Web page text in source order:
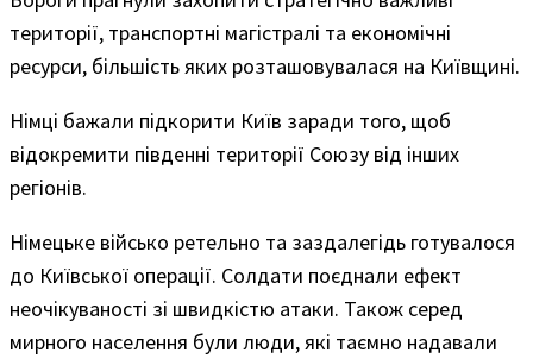
території, транспортні магістралі та економічні
ресурси, більшість яких розташовувалася на Київщині.
Німці бажали підкорити Київ заради того, щоб
відокремити південні території Союзу від інших
регіонів.
Німецьке військо ретельно та заздалегідь готувалося
до Київської операції. Солдати поєднали ефект
неочікуваності зі швидкістю атаки. Також серед
мирного населення були люди, які таємно надавали